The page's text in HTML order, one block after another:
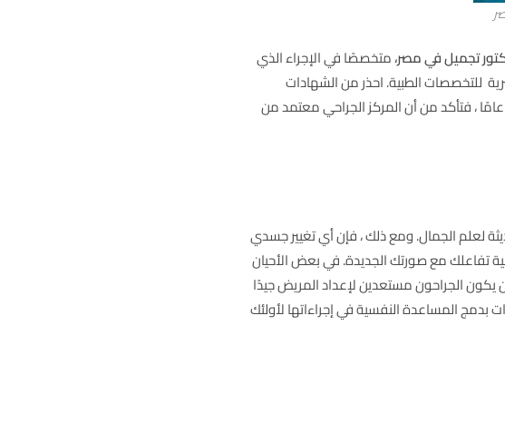
تجميل في مصر،متخصصًا في الإجراء الذي
الطبية. احذر من الشهادات
، فتأكد من أن المركز الجراحي معتمد من
لعلم الجمال. ومع ذلك ، فإن أي تغيير جسدي
تفاعلك مع صورتك الجديدة. في بعض الأحيان
يكون الجراحون مستعدين لإعداد المريض جيدًا
المساعدة النفسية في إجراءاتها لأولئك